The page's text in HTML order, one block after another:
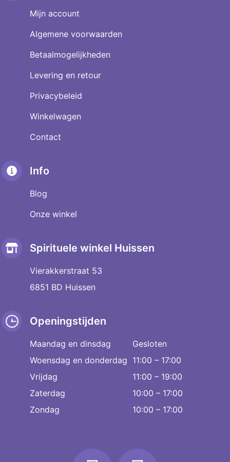
Mijn account
Algemene voorwaarden
Betaalmogelijkheden
Levering en retour
Privacybeleid
Winkelwagen
Contact
Info
Blog
Onze winkel
Spirituele winkel Huissen
Vierakkerstraat 53
6851 BD Huissen
Openingstijden
Maandag en dinsdag
Gesloten
Woensdag en donderdag 11:00 – 17:00
Vrijdag
11:00 – 19:00
Zaterdag
10:00 – 17:00
Zondag
10:00 – 17:00